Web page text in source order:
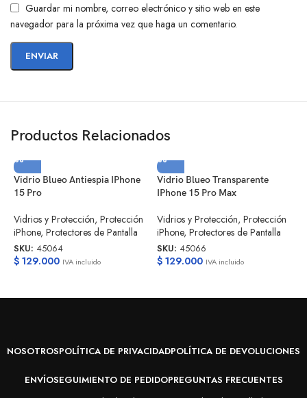
Guardar mi nombre, correo electrónico y sitio web en este
navegador para la próxima vez que haga un comentario.
Productos Relacionados
Vidrio Blueo Antiespia IPhone
15 Pro
Vidrios y Protección, Protección
iPhone, Protectores de Pantalla
SKU: 45064
$ 129.000 IVA incluido
Vidrio Blueo Transparente
IPhone 15 Pro Max
Vidrios y Protección, Protección
iPhone, Protectores de Pantalla
SKU: 45066
$129.000 IVA incluido
NOSOTROSPOLÍTICA DE PRIVACIDADPOLÍTICA DE DEVOLUCIONES
ENVÍOSEGUIMIENTO DE PEDIDOPREGUNTAS FRECUENTES